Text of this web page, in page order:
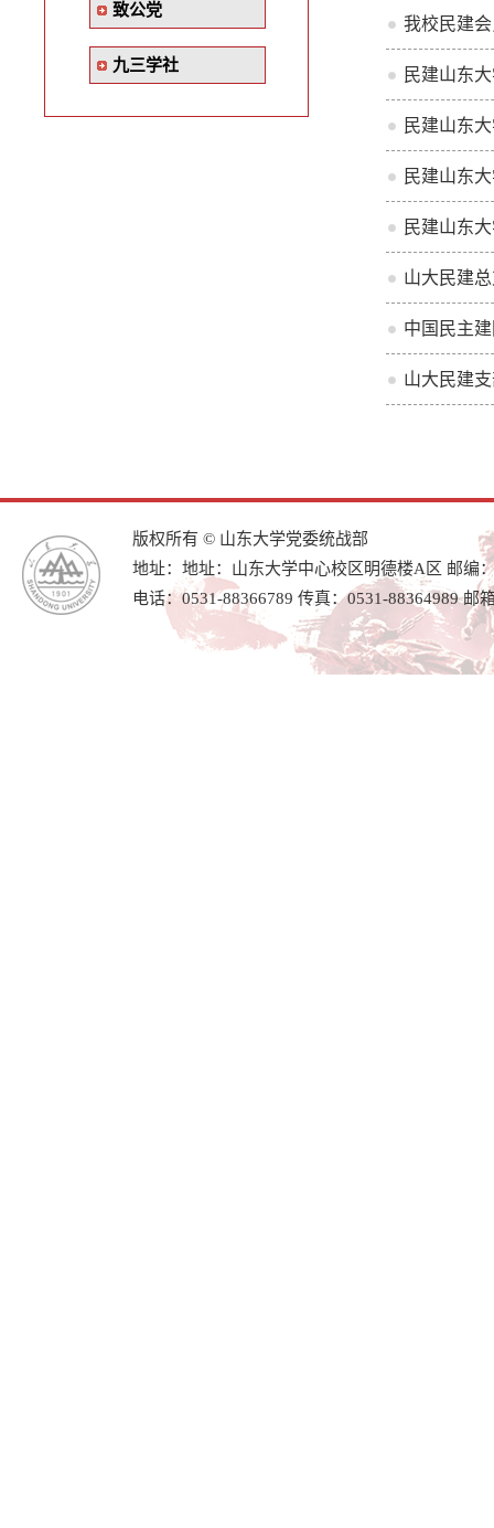
致公党
九三学社
我校民建
民建山东
民建山东
民建山东
民建山东
山大民建
中国民主
山大民建
版权所有 © 山东大学党委统战部
地址：地址：山东大学中心校区明德楼A区 邮编
电话：0531-88366789 传真：0531-88364989 邮